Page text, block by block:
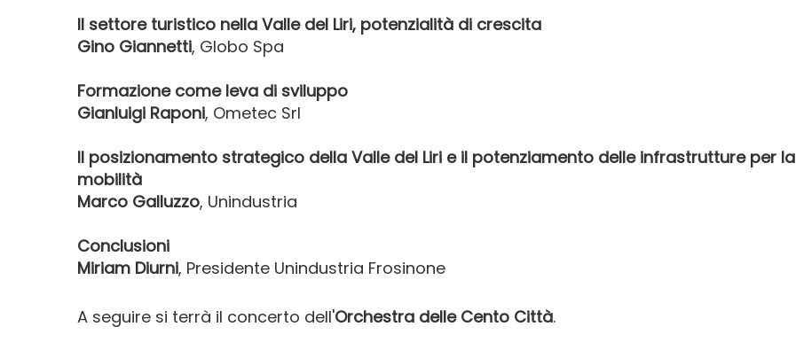
Il settore turistico nella Valle del Liri, potenzialità di crescita
Gino Giannetti, Globo Spa
Formazione come leva di sviluppo
Gianluigi Raponi, Ometec Srl
Il posizionamento strategico della Valle del Liri e il potenziamento delle infrastrutture per la
mobilità
Marco Galluzzo, Unindustria
Conclusioni
Miriam Diurni, Presidente Unindustria Frosinone
A seguire si terrà il concerto dell'Orchestra delle Cento Città.